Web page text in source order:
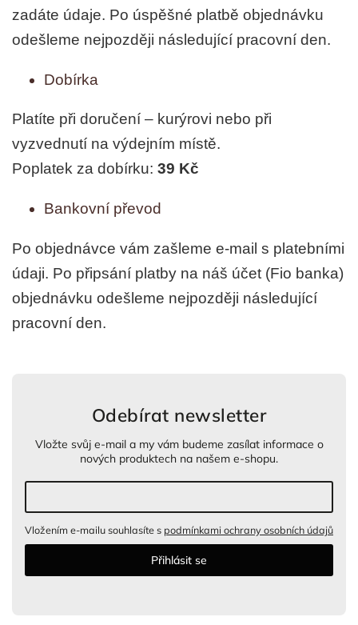
zadáte údaje. Po úspěšné platbě objednávku
odešleme nejpozději následující pracovní den.
Dobírka
Platíte při doručení – kurýrovi nebo při
vyzvednutí na výdejním místě.
Poplatek za dobírku: 39 Kč
Bankovní převod
Po objednávce vám zašleme e-mail s platebními
údaji. Po připsání platby na náš účet (Fio banka)
objednávku odešleme nejpozději následující
pracovní den.
Odebírat newsletter
Vložte svůj e-mail a my vám budeme zasílat informace o
nových produktech na našem e-shopu.
Vložením e-mailu souhlasíte s podmínkami ochrany osobních údajů
Přihlásit se